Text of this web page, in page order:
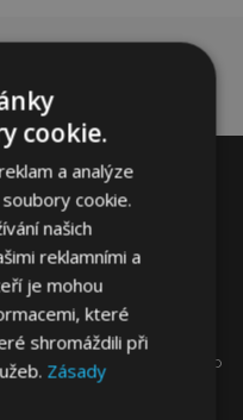
a velkoobchodním
v Evropě, jako
okenní deflektory,
kryty a rámy, ...
cookie.
a analýze
cookie.
našich
reklamními a
je mohou
které
shromáždili při
Zásady